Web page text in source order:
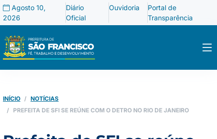
Agosto 10,
2026
Diário
Oficial
Ouvidoria
Portal de
Transparência
INÍCIO
NOTÍCIAS
PREFEITA DE SFI SE REÚNE COM O DETRO NO RIO DE JANEIRO